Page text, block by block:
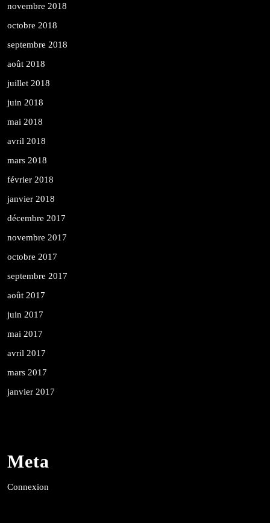
novembre 2018
octobre 2018
septembre 2018
août 2018
juillet 2018
juin 2018
mai 2018
avril 2018
mars 2018
février 2018
janvier 2018
décembre 2017
novembre 2017
octobre 2017
septembre 2017
août 2017
juin 2017
mai 2017
avril 2017
mars 2017
janvier 2017
Meta
Connexion